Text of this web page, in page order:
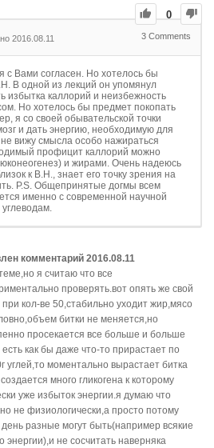
0
2016.08.11 3 Comments
с Вами согласен. Но хотелось бы
В одной из лекций он упомянул
избытка каллорий и неизбежность
Но хотелось бы предмет покопать
я со своей обывательской точки
и дать энергию, необходимую для
вижу смысла особо нажираться
профицит каллорий можно
и жирами. Очень надеюсь
к В.Н., знает его точку зрения на
P.S. Общепринятые догмы всем
именно с современной научной
комментарий 2016.08.11
я считаю что все
проверять.вот опять же свой
кол-ве 50,стабильно уходит жир,мясо
битки не меняется,но
просекается все больше и больше
как бы даже что-то прирастает по
углей,то моментально вырастает битка
много гликогена к которому
уже избыток энергии.я думаю что
не физиологически,а просто потому
разные могут быть(например всякие
энергии),и не сосчитать наверняка